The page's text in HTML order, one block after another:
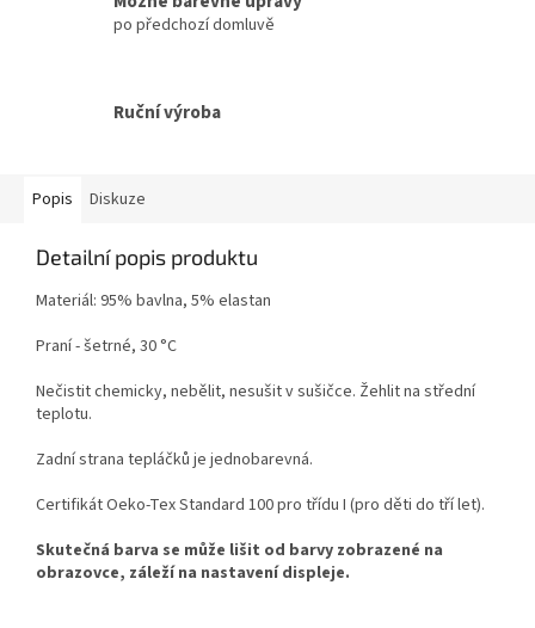
po předchozí domluvě
Ruční výroba
Popis Diskuze
Detailní popis produktu
Materiál: 95% bavlna, 5% elastan
Praní - šetrné, 30 °C
Nečistit chemicky, nebělit, nesušit v sušičce. Žehlit na střední
teplotu.
Zadní strana tepláčků je jednobarevná.
Certifikát Oeko-Tex Standard 100 pro třídu I (pro děti do tří let).
Skutečná barva se může lišit od barvy zobrazené na
obrazovce, záleží na nastavení displeje.